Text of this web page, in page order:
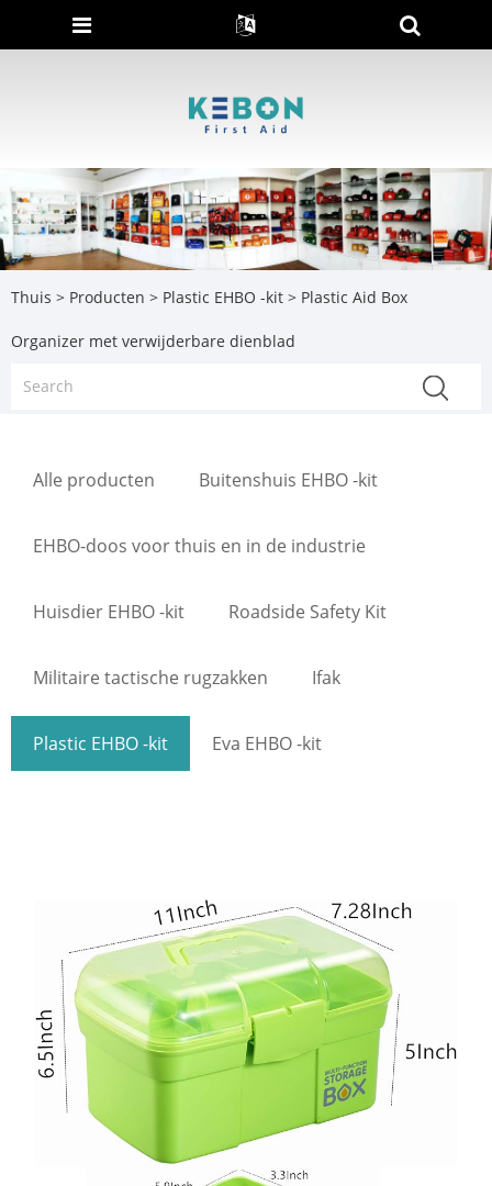
Thuis > Producten > Plastic EHBO -kit > Plastic Aid Box
Organizer met verwijderbare dienblad
Alle producten Buitenshuis EHBO -kit
EHBO-doos voor thuis en in de industrie
Huisdier EHBO -kit Roadside Safety Kit
Militaire tactische rugzakken Ifak
Plastic EHBO -kit Eva EHBO -kit